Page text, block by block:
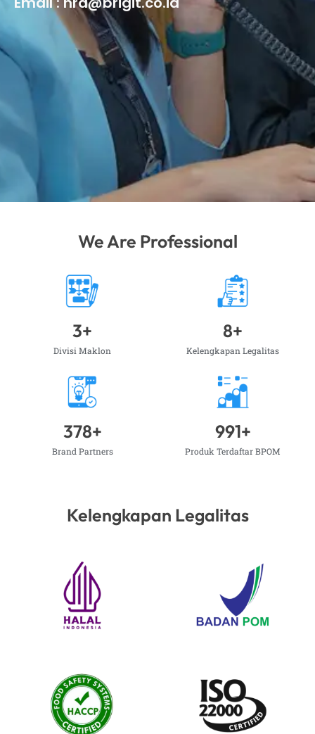
We Are Professional
Divisi Maklon
3+
Kelengkapan Legalitas
8+
Brand Partners
378+
Produk Terdaftar BPOM
991+
Kelengkapan Legalitas​